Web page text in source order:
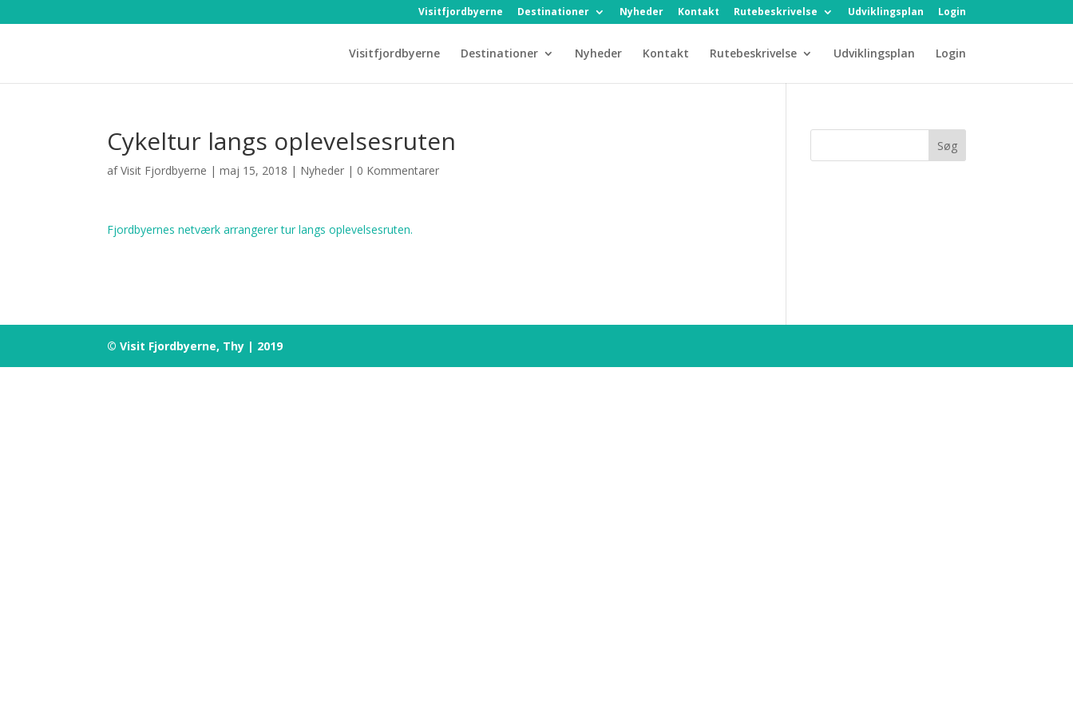
Visitfjordbyerne Destinationer Nyheder Kontakt Rutebeskrivelse Udviklingsplan Login
Visitfjordbyerne Destinationer Nyheder Kontakt Rutebeskrivelse Udviklingsplan Login
Cykeltur langs oplevelsesruten
afVisit Fjordbyerne |maj 15, 2018 | Nyheder | 0 Kommentarer
Fjordbyernes netværk arrangerer tur langs oplevelsesruten.
© Visit Fjordbyerne, Thy | 2019